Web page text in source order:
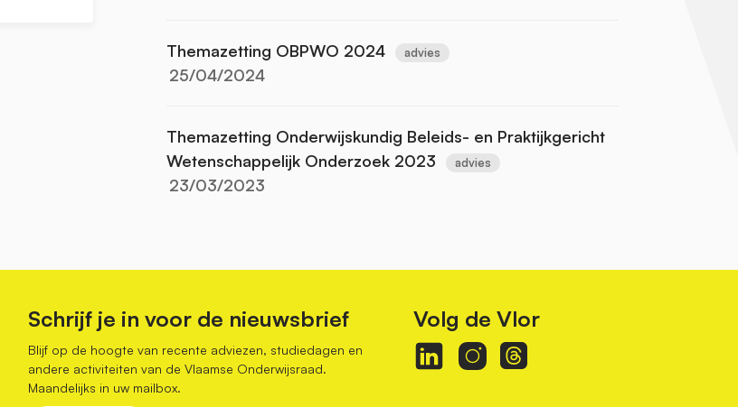
Themazetting OBPWO 2024 advies
25/04/2024
Themazetting Onderwijskundig Beleids- en Praktijkgericht
Wetenschappelijk Onderzoek 2023
advies
23/03/2023
Schrijf je in voor de nieuwsbrief
Blijf op de hoogte van recente adviezen, studiedagen en
andere activiteiten van de Vlaamse Onderwijsraad.
Maandelijks in uw mailbox.
Volg de Vlor